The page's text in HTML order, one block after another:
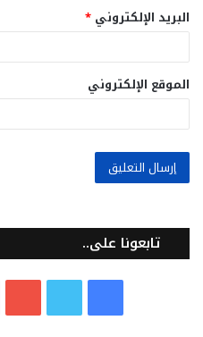
البريد الإلكتروني *
الموقع الإلكتروني
تابعونا على..